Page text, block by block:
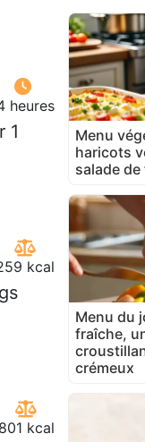
heures
1
kcal
801 kcal
Menu
haricots
salade
Menu du
fraîche,
crémeux